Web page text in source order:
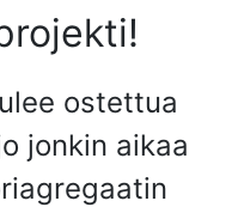
ostettua
jonkin aikaa